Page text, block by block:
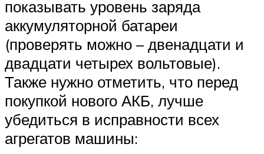
Меню
показывать уровень заряда
аккумуляторной батареи
(проверять можно – двенадцати и
двадцати четырех вольтовые).
Также нужно отметить, что перед
покупкой нового АКБ, лучше
убедиться в исправности всех
агрегатов машины: